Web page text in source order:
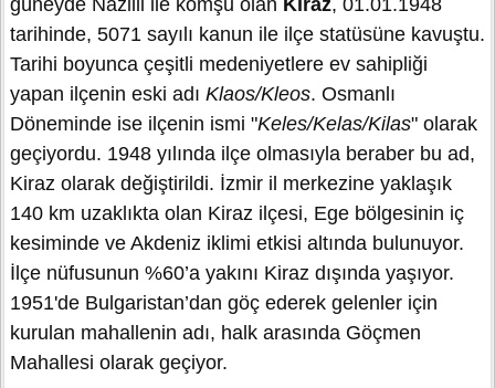
güneyde Nazilli ile komşu olan Kiraz, 01.01.1948
tarihinde, 5071 sayılı kanun ile ilçe statüsüne kavuştu.
Tarihi boyunca çeşitli medeniyetlere ev sahipliği
yapan ilçenin eski adı Klaos/Kleos. Osmanlı
Döneminde ise ilçenin ismi "Keles/Kelas/Kilas" olarak
geçiyordu. 1948 yılında ilçe olmasıyla beraber bu ad,
Kiraz olarak değiştirildi. İzmir il merkezine yaklaşık
140 km uzaklıkta olan Kiraz ilçesi, Ege bölgesinin iç
kesiminde ve Akdeniz iklimi etkisi altında bulunuyor.
İlçe nüfusunun %60’a yakını Kiraz dışında yaşıyor.
1951'de Bulgaristan’dan göç ederek gelenler için
kurulan mahallenin adı, halk arasında Göçmen
Mahallesi olarak geçiyor.